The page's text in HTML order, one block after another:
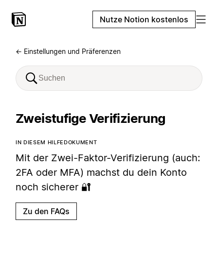
Nutze Notion kostenlos
← Einstellungen und Präferenzen
Zweistufige Verifizierung
IN DIESEM HILFEDOKUMENT
Mit der Zwei-Faktor-Verifizierung (auch:
2FA oder MFA) machst du dein Konto
noch sicherer 🔐
Zu den FAQs